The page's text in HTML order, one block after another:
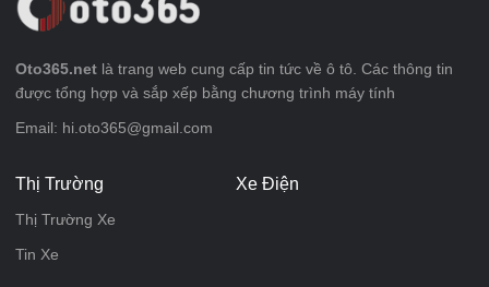
Oto365.net là trang web cung cấp tin tức về ô tô. Các thông tin
được tổng hợp và sắp xếp bằng chương trình máy tính
Email: hi.oto365@gmail.com
Thị Trường
Thị Trường Xe
Tin Xe
Xe Điện